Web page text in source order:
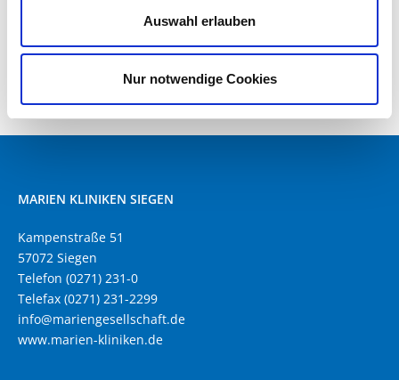
Auswahl erlauben
Nur notwendige Cookies
MARIEN KLINIKEN SIEGEN
Kampenstraße 51
57072 Siegen
Telefon (0271) 231-0
Telefax (0271) 231-2299
info@mariengesellschaft.de
www.marien-kliniken.de